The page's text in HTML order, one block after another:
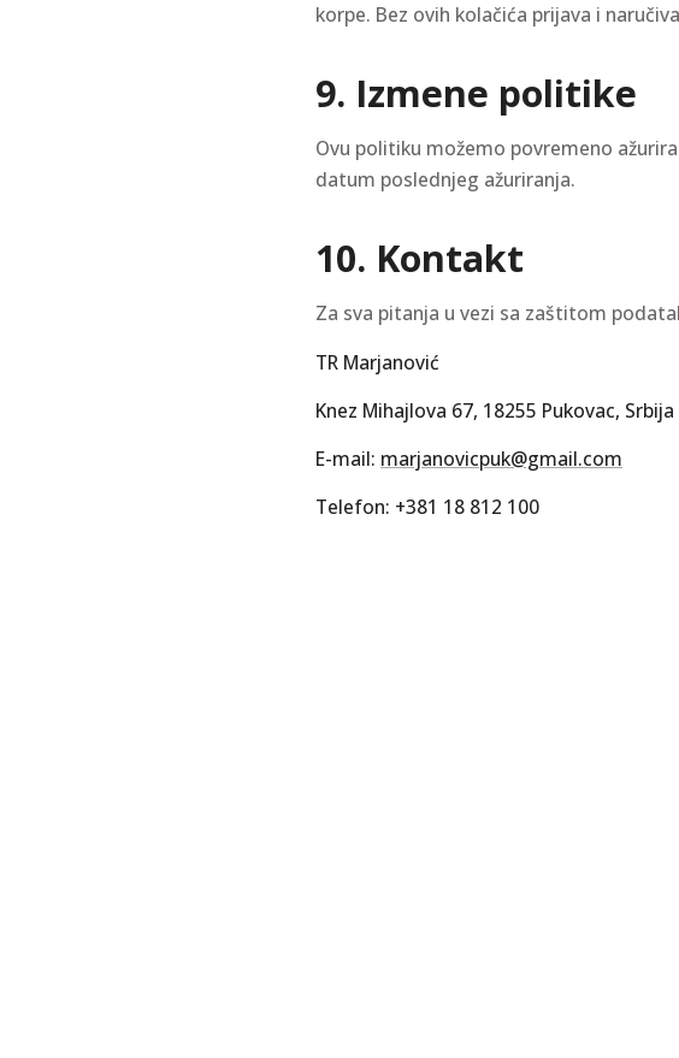
korpe. Bez ovih kolačića prijava i
9. Izmene politike
Ovu politiku možemo povremeno
datum poslednjeg ažuriranja.
10. Kontakt
Za sva pitanja u vezi sa zaštitom
TR Marjanović
Knez Mihajlova 67, 18255 Pukovac, Srbija
E-mail: marjanovicpuk@gmail.com
Telefon: +381 18 812 100